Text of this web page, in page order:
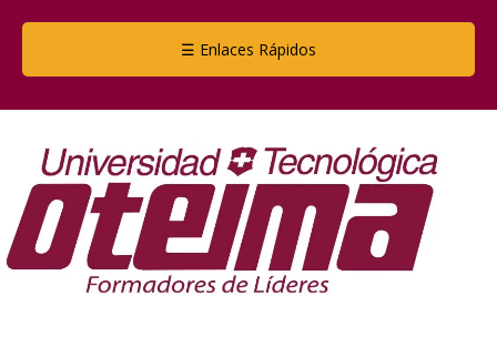
☰ Enlaces Rápidos